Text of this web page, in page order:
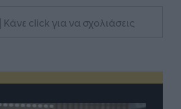
| Κάνε click για να σχολιάσεις